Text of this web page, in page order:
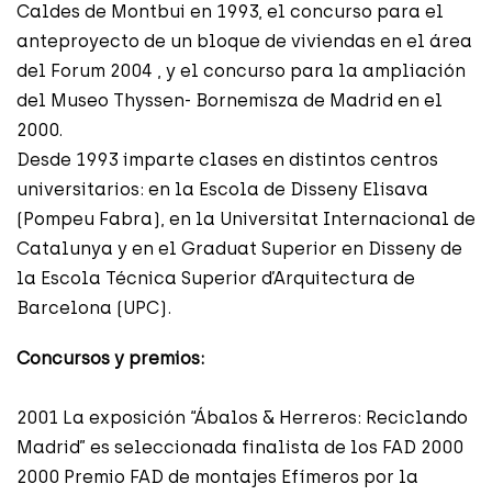
Caldes de Montbui en 1993, el concurso para el
anteproyecto de un bloque de viviendas en el área
del Forum 2004 , y el concurso para la ampliación
del Museo Thyssen- Bornemisza de Madrid en el
2000.
Desde 1993 imparte clases en distintos centros
universitarios: en la Escola de Disseny Elisava
(Pompeu Fabra), en la Universitat Internacional de
Catalunya y en el Graduat Superior en Disseny de
la Escola Técnica Superior d’Arquitectura de
Barcelona (UPC).
Concursos y premios:
2001 La exposición “Ábalos & Herreros: Reciclando
Madrid” es seleccionada finalista de los FAD 2000
2000 Premio FAD de montajes Efímeros por la